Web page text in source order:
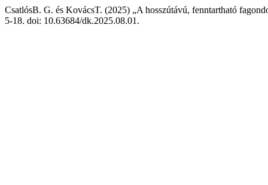
CsatlósB. G. és KovácsT. (2025) „A hosszútávú, fenntartható
5-18. doi: 10.63684/dk.2025.08.01.